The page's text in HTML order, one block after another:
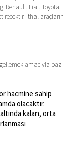
Renault, Fiat, Toyota,
İthal araçların
amacıyla bazı
hacmine sahip
olacaktır.
kalan, orta